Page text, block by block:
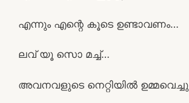
എന്നും എന്റെ കൂടെ ഉണ്ടാവണം…
ലവ് യൂ സൊ മച്ച്…
അവനവളുടെ നെറ്റിയിൽ